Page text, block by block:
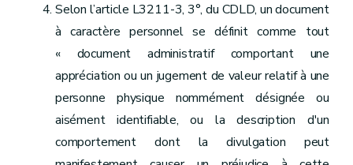
Selon l’article L3211-3, 3°, du CDLD, un document
à caractère personnel se définit comme tout
« document administratif comportant une
appréciation ou un jugement de valeur relatif à une
personne physique nommément désignée ou
aisément identifiable, ou la description d'un
comportement dont la divulgation peut